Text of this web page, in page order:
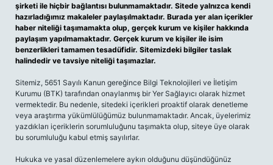
şirketi ile hiçbir bağlantısı bulunmamaktadır. Sitede yalnızca kendi
hazırladığımız makaleler paylaşılmaktadır. Burada yer alan içerikler
haber niteliği taşımamakta olup, gerçek kurum ve kişiler hakkında
paylaşım yapılmamaktadır. Gerçek kurum ve kişiler ile isim
benzerlikleri tamamen tesadüfidir. Sitemizdeki bilgiler taslak
halindedir ve tavsiye niteliği taşımazlar.
Sitemiz, 5651 Sayılı Kanun gereğince Bilgi Teknolojileri ve İletişim
Kurumu (BTK) tarafından onaylanmış bir Yer Sağlayıcı olarak hizmet
vermektedir. Bu nedenle, sitedeki içerikleri proaktif olarak denetleme
veya araştırma yükümlülüğümüz bulunmamaktadır. Ancak, üyelerimiz
yazdıkları içeriklerin sorumluluğunu taşımakta olup, siteye üye olarak
bu sorumluluğu kabul etmiş sayılırlar.
Hukuka ve yasal düzenlemelere aykırı olduğunu düşündüğünüz